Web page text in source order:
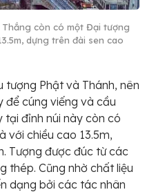
còn có một Đại tượng
dựng trên đài sen cao
tượng Phật và Thánh, nên
để cúng viếng và cầu
tại đỉnh núi này còn có
với chiều cao 13.5m,
Tượng được đúc từ các
thép. Cũng nhờ chất liệu
dạng bởi các tác nhân